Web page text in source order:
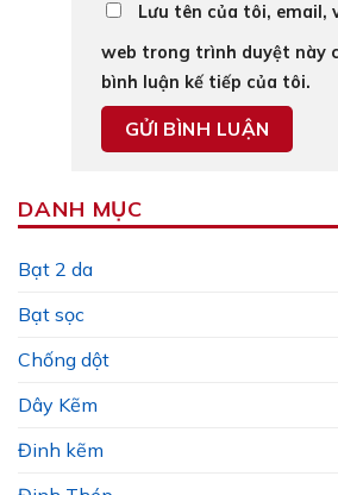
Lưu tên của tôi, email,
web trong trình duyệt này
bình luận kế tiếp của tôi.
DANH MỤC
Bạt 2 da
Bạt sọc
Chống dột
Dây Kẽm
Đinh kẽm